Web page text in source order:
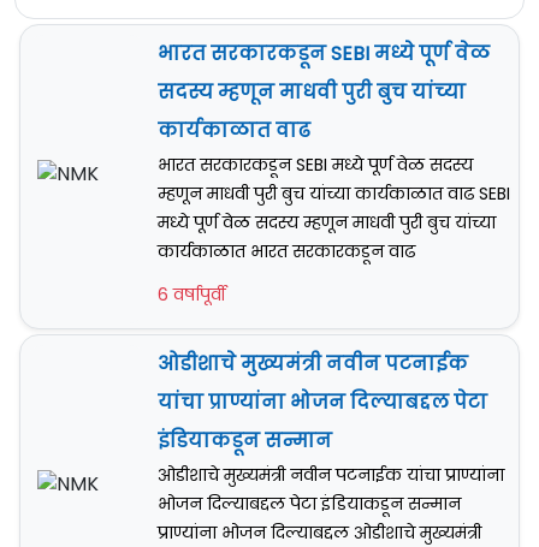
भारत सरकारकडून SEBI मध्ये पूर्ण वेळ
सदस्य म्हणून माधवी पुरी बुच यांच्या
कार्यकाळात वाढ
भारत सरकारकडून SEBI मध्ये पूर्ण वेळ सदस्य
म्हणून माधवी पुरी बुच यांच्या कार्यकाळात वाढ SEBI
मध्ये पूर्ण वेळ सदस्य म्हणून माधवी पुरी बुच यांच्या
कार्यकाळात भारत सरकारकडून वाढ
6 वर्षापूर्वी
ओडीशाचे मुख्यमंत्री नवीन पटनाईक
यांचा प्राण्यांना भोजन दिल्याबद्दल पेटा
इंडियाकडून सन्मान
ओडीशाचे मुख्यमंत्री नवीन पटनाईक यांचा प्राण्यांना
भोजन दिल्याबद्दल पेटा इंडियाकडून सन्मान
प्राण्यांना भोजन दिल्याबद्दल ओडीशाचे मुख्यमंत्री